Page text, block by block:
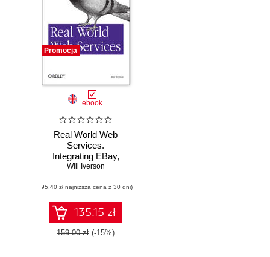
Promocja
ebook
Real World Web
Services.
Integrating EBay,
Google, Amazon,
Will Iverson
(95,40 zł najniższa cena z 30 dni)
135.15 zł
159.00 zł (-15%)